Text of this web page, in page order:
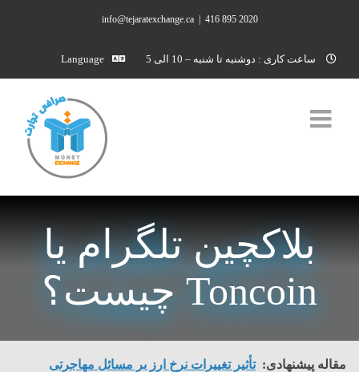
content
2020 895 416
info@tejaratexchange.ca
ساعت کاری : دوشنبه تا شنبه – 10 الی 5 Language
بلاکچین تلگرام یا
Toncoin چیست؟
مقاله پیشنهادی: تأثیر تغییرات نرخ ارز بر مسائل مهاجرتی